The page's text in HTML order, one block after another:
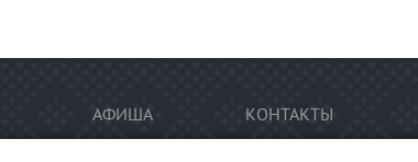
АФИША КОНТАКТЫ